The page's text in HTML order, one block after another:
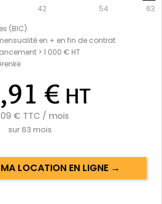
42 54
63
(BIC)
en + en fin de contrat
> 1 000 € HT
€ HT
€ TTC / mois
sur 63 mois
LOCATION EN LIGNE →